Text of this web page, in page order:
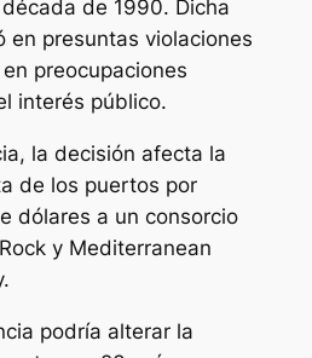
de 1990. Dicha
en presuntas violaciones
preocupaciones
interés público.
la decisión afecta la
de los puertos por
dólares a un consorcio
y Mediterranean
podría alterar la